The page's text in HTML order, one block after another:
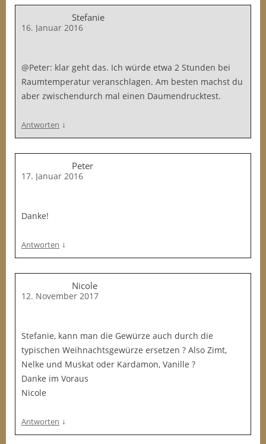
Stefanie
16. Januar 2016
@Peter: klar geht das. Ich würde etwa 2 Stunden bei
Raumtemperatur veranschlagen. Am besten machst du
aber zwischendurch mal einen Daumendrucktest.
Antworten ↓
Peter
17. Januar 2016
Danke!
Antworten ↓
Nicole
12. November 2017
Stefanie, kann man die Gewürze auch durch die
typischen Weihnachtsgewürze ersetzen ? Also Zimt,
Nelke und Muskat oder Kardamon, Vanille ?
Danke im Voraus
Nicole
Antworten ↓